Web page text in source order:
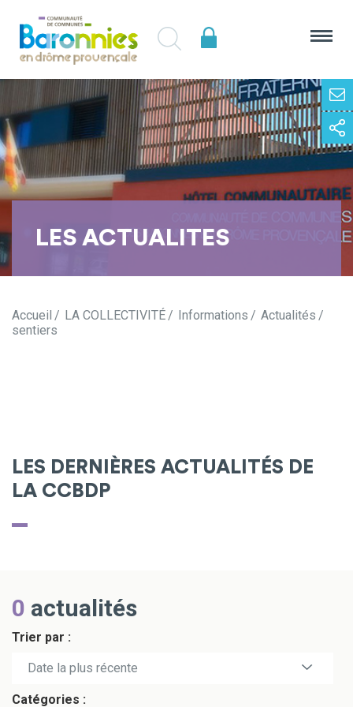
LES ACTUALITES
Accueil LA COLLECTIVITÉ Informations
Actualités
sentiers
LES DERNIÈRES ACTUALITÉS DE
LA CCBDP
0 actualités
Trier par :
Date la plus récente
Date la plus ancienne
Catégories :